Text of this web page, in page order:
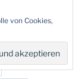
(3)
von Cookies,